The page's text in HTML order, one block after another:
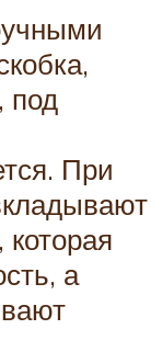
под
При
а